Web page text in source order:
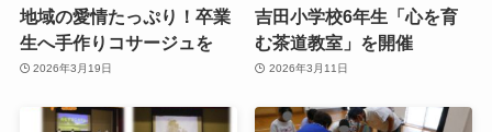
地域の愛情たっぷり！卒業
生へ手作りコサージュを
2026年3月19日
吉田小学校6年生「心を育
む茶道教室」を開催
2026年3月11日